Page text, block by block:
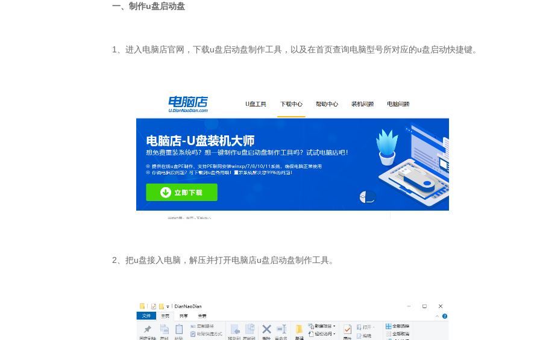
一、制作u盘启动盘
1、进入电脑店官网，下载u盘启动盘制作工具，以及在首页查询电脑型号所对应的u盘启动快捷键。
2、把u盘接入电脑，解压并打开电脑店u盘启动盘制作工具。